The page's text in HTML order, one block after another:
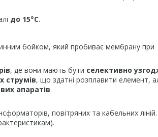
до 15°С.
бойком, який пробиває мембрану при
, де вони мають бути селективно
струмів, що здатні розплавити елемент,
апаратів.
повітряних та кабельних ліній.